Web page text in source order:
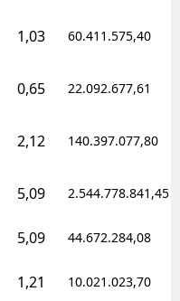
1,03 60.411.575,40
0,65 22.092.677,61
2,12 140.397.077,80
5,09 2.544.778.841,45
5,09 44.672.284,08
1,21 10.021.023,70